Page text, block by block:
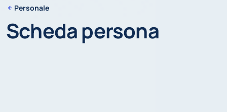
Personale
Scheda persona